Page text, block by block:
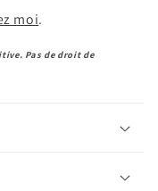
moi.
Pas de droit de